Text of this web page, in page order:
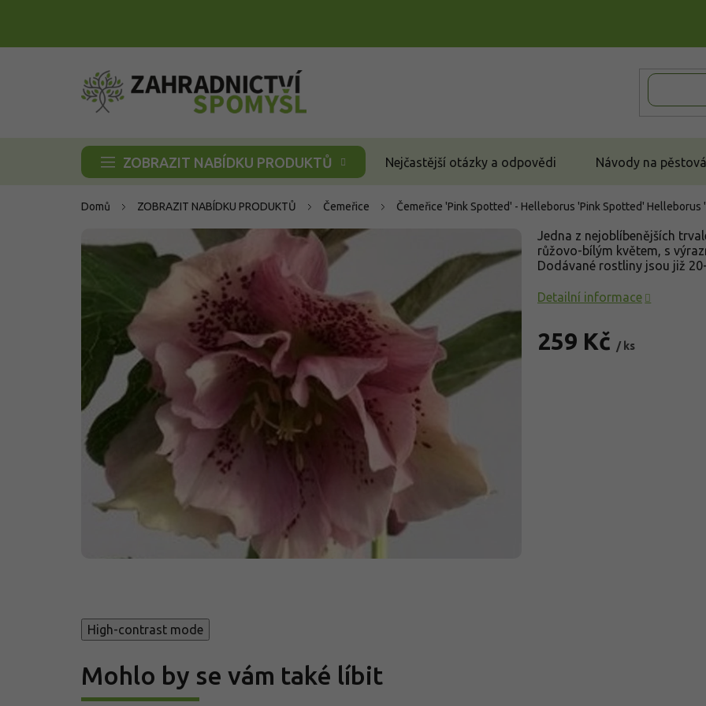
ZOBRAZIT NABÍDKU PRODUKTŮ Nejčastější otázky a odpovědi Návody na
Domů ZOBRAZIT NABÍDKU PRODUKTŮ Čemeřice Čemeřice 'Pink Spotted' - Helleborus 'Pink Spotted' Helleborus
259 Kč / ks
Jedna z nejoblíbenějších
růžovo-bílým květem, s
Dodávané rostliny jsou již
Detailní informace
High-contrast mode
Mohlo by se vám také líbit